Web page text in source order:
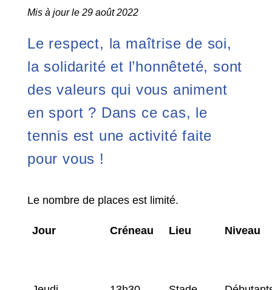
Mis à jour le 29 août 2022
Le respect, la maîtrise de soi,
la solidarité et l’honnêteté, sont
des valeurs qui vous animent
en sport ? Dans ce cas, le
tennis est une activité faite
pour vous !
Le nombre de places est limité.
Jour Créneau Lieu Niveau